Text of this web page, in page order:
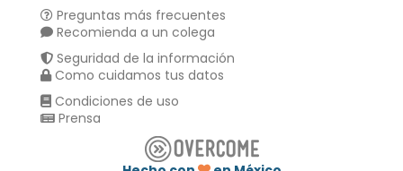
Preguntas más frecuentes
Recomienda a un colega
Seguridad de la información
Como cuidamos tus datos
Condiciones de uso
Prensa